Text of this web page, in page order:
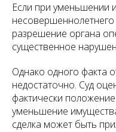
Если при уменьшении
разрешение органа
существенное
Однако одного факта
недостаточно. Суд
фактически
уменьшение
сделка может быть